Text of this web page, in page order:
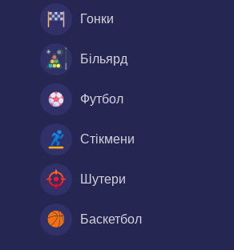
Гонки
Більярд
Футбол
Стікмени
Шутери
Баскетбол